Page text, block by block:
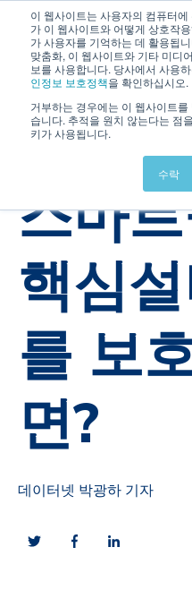
이 웹사이트는 사용자의 컴퓨터
가 이 웹사이트와 어떻게 상호작
가 사용자를 기억하는 데 활용됩
맞춤화, 이 웹사이트와 기타 미디
보를 사용합니다. 당사에서 사용
인정보 보호정책을 확인하십시오.
거부하는 경우에는 이 웹사이트
습니다. 추적을 원치 않는다는 점
키가 사용됩니다.
수락
IAM
스마
핵심
를 보
면?
데이터넷 박광하 기자